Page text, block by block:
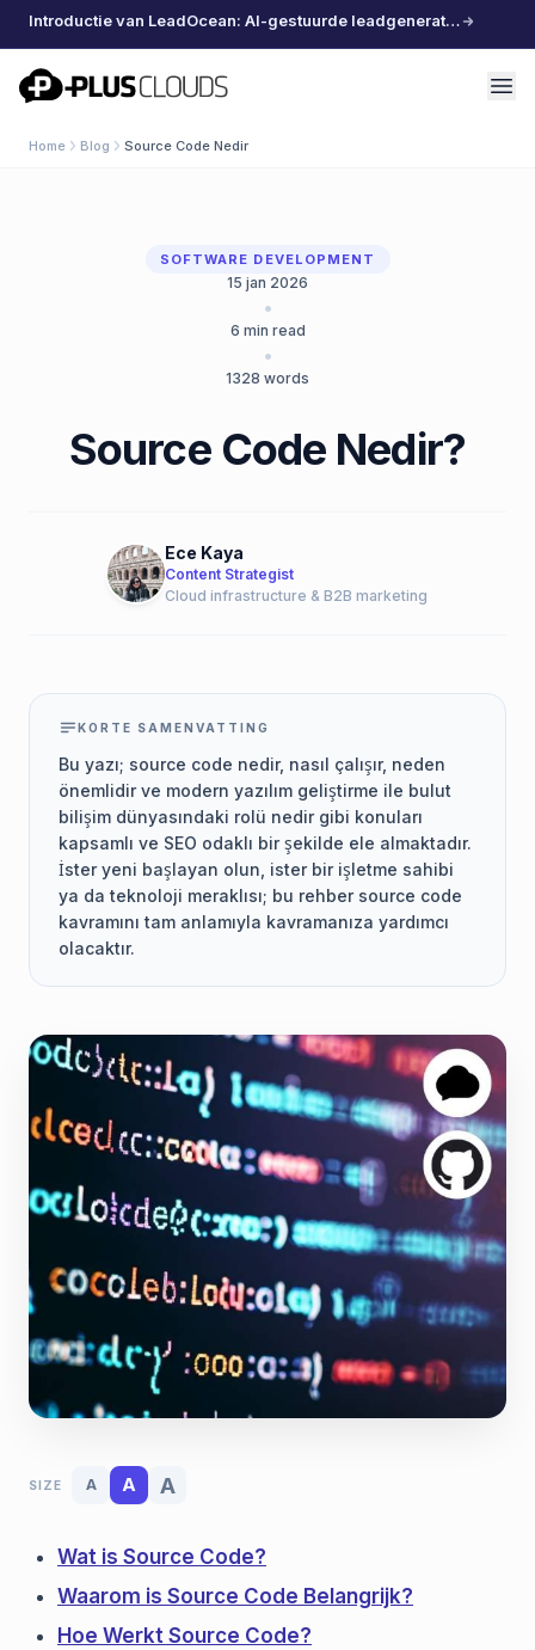
Introductie van LeadOcean: AI-gestuurde leadgeneratie, samengestelde data, moeiteloos schalen
PlusClouds
Home Blog Source Code Nedir
SOFTWARE DEVELOPMENT
15 jan 2026
•
6 min read
•
1328 words
Source Code Nedir?
Ece Kaya
Content Strategist
Cloud infrastructure & B2B marketing
KORTE SAMENVATTING
Bu yazı; source code nedir, nasıl çalışır, neden
önemlidir ve modern yazılım geliştirme ile bulut
bilişim dünyasındaki rolü nedir gibi konuları
kapsamlı ve SEO odaklı bir şekilde ele almaktadır.
İster yeni başlayan olun, ister bir işletme sahibi
ya da teknoloji meraklısı; bu rehber source code
kavramını tam anlamıyla kavramanıza yardımcı
olacaktır.
SIZE A A A
Wat is Source Code?
Waarom is Source Code Belangrijk?
Hoe Werkt Source Code?